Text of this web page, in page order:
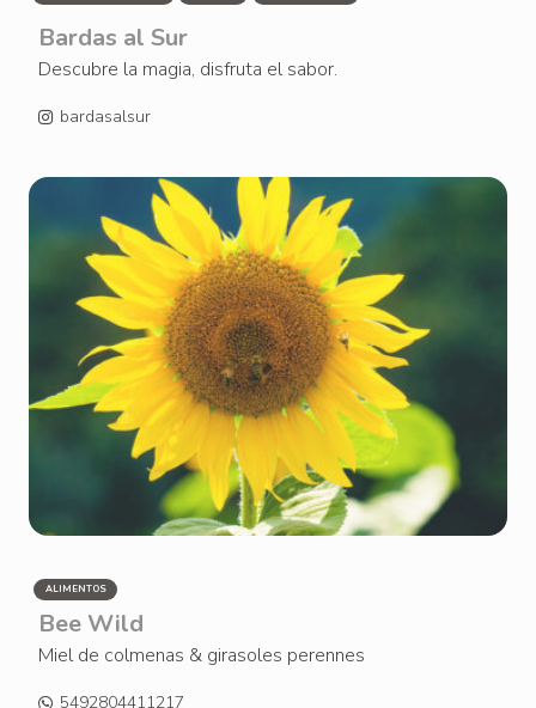
Bardas al Sur
Descubre la magia, disfruta el sabor.
bardasalsur
ALIMENTOS
Bee Wild
Miel de colmenas & girasoles perennes
5492804411217